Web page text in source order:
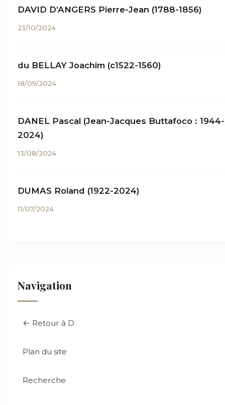
DAVID D’ANGERS Pierre-Jean (1788-1856)
23/10/2024
du BELLAY Joachim (c1522-1560)
18/09/2024
DANEL Pascal (Jean-Jacques Buttafoco : 1944-
2024)
13/08/2024
DUMAS Roland (1922-2024)
11/07/2024
Navigation
← Retour à D
Plan du site
Recherche